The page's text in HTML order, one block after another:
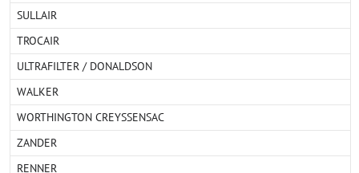
SULLAIR
TROCAIR
ULTRAFILTER / DONALDSON
WALKER
WORTHINGTON CREYSSENSAC
ZANDER
RENNER